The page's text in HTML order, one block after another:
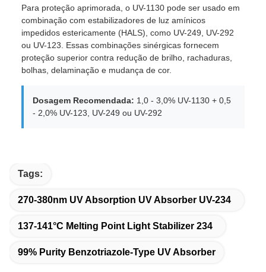
Para proteção aprimorada, o UV-1130 pode ser usado em
combinação com estabilizadores de luz amínicos
impedidos estericamente (HALS), como UV-249, UV-292
ou UV-123. Essas combinações sinérgicas fornecem
proteção superior contra redução de brilho, rachaduras,
bolhas, delaminação e mudança de cor.
Dosagem Recomendada: 1,0 - 3,0% UV-1130 + 0,5
- 2,0% UV-123, UV-249 ou UV-292
Tags:
270-380nm UV Absorption UV Absorber UV-234
137-141°C Melting Point Light Stabilizer 234
99% Purity Benzotriazole-Type UV Absorber